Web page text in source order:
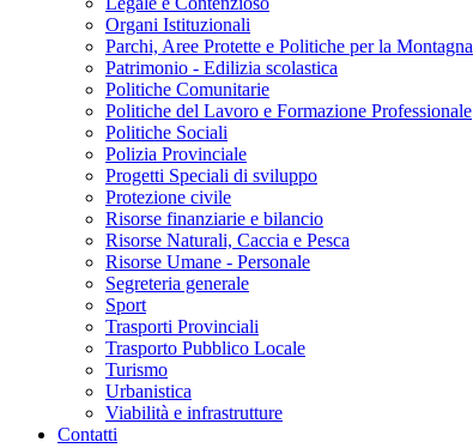
Organi Istituzionali
Parchi, Aree Protette e Politiche per la Montagna
Patrimonio - Edilizia scolastica
Politiche Comunitarie
Politiche del Lavoro e Formazione Professionale
Politiche Sociali
Polizia Provinciale
Progetti Speciali di sviluppo
Protezione civile
Risorse finanziarie e bilancio
Risorse Naturali, Caccia e Pesca
Risorse Umane - Personale
Segreteria generale
Sport
Trasporti Provinciali
Trasporto Pubblico Locale
Turismo
Urbanistica
Viabilità e infrastrutture
Contatti